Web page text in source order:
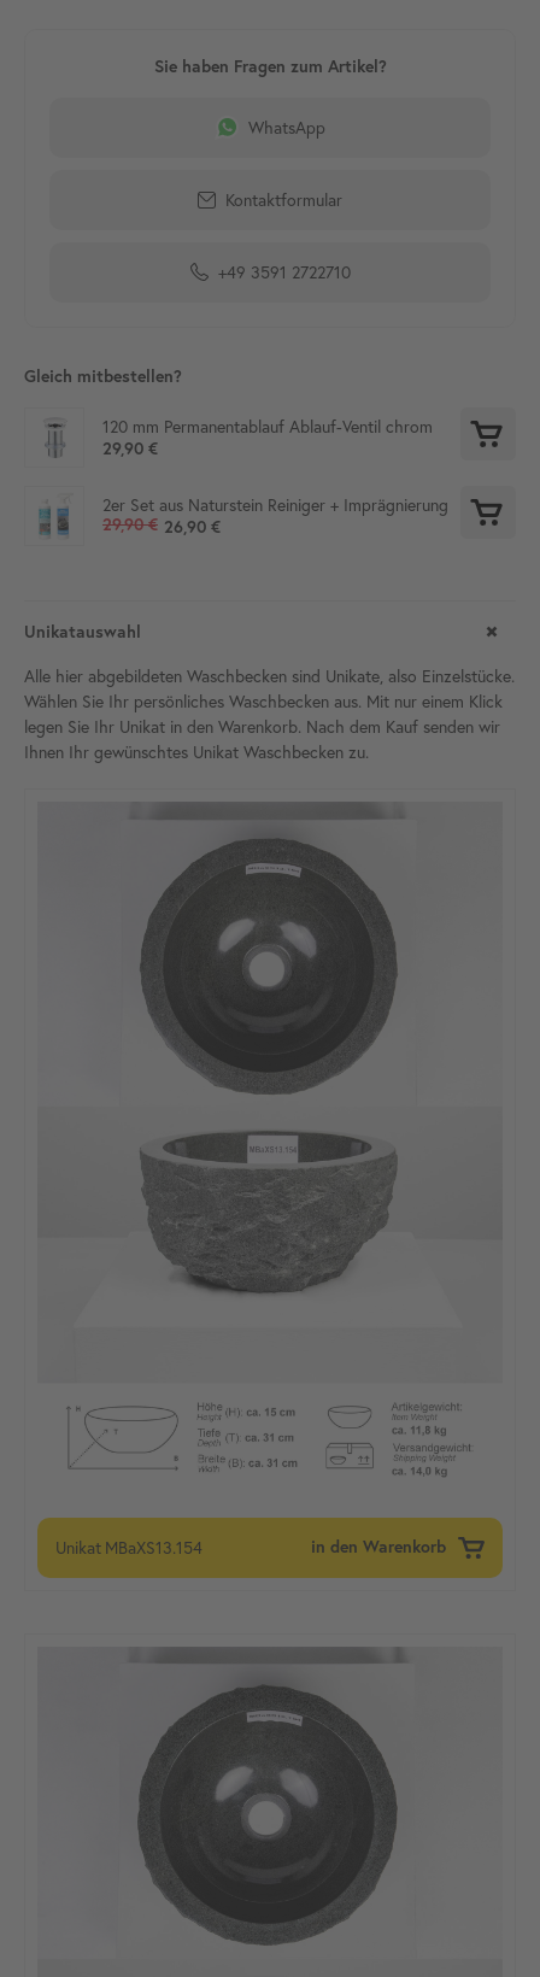
WhatsApp
Kontaktformular
+49 3591 2722710
Gleich mitbestellen?
120 mm Permanentablauf Ablauf-Ventil chrom
29,90 €
2er Set aus Naturstein Reiniger + Imprägnierung
29,90 € 26,90 €
Unikatauswahl
Alle hier abgebildeten Waschbecken sind Unikate, also Einzelstücke.
Wählen Sie Ihr persönliches Waschbecken aus. Mit nur einem Klick
legen Sie Ihr Unikat in den Warenkorb. Nach dem Kauf senden wir
Ihnen Ihr gewünschtes Unikat Waschbecken zu.
Unikat MBaXS13.154 in den Warenkorb